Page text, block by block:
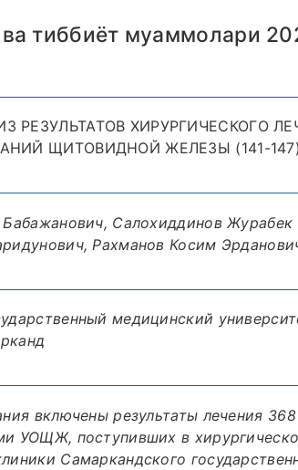
тиббиёт муаммолари
РЕЗУЛЬТАТОВ ХИРУРГИЧЕСКОГО
ЩИТОВИДНОЙ ЖЕЛЕЗЫ (141-147)
Бабажанович, Салохиддинов Журабек
Рахманов Косим
медицинский
включены результаты лечения
УОЩЖ, поступивших в
Самаркандского